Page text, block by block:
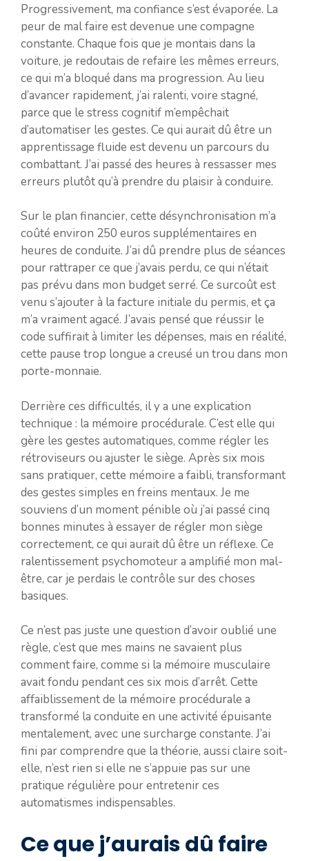
Progressivement, ma confiance s’est évaporée. La
peur de mal faire est devenue une compagne
constante. Chaque fois que je montais dans la
voiture, je redoutais de refaire les mêmes erreurs,
ce qui m’a bloqué dans ma progression. Au lieu
d’avancer rapidement, j’ai ralenti, voire stagné,
parce que le stress cognitif m’empêchait
d’automatiser les gestes. Ce qui aurait dû être un
apprentissage fluide est devenu un parcours du
combattant. J’ai passé des heures à ressasser mes
erreurs plutôt qu’à prendre du plaisir à conduire.
Sur le plan financier, cette désynchronisation m’a
coûté environ 250 euros supplémentaires en
heures de conduite. J’ai dû prendre plus de séances
pour rattraper ce que j’avais perdu, ce qui n’était
pas prévu dans mon budget serré. Ce surcoût est
venu s’ajouter à la facture initiale du permis, et ça
m’a vraiment agacé. J’avais pensé que réussir le
code suffirait à limiter les dépenses, mais en réalité,
cette pause trop longue a creusé un trou dans mon
porte-monnaie.
Derrière ces difficultés, il y a une explication
technique : la mémoire procédurale. C’est elle qui
gère les gestes automatiques, comme régler les
rétroviseurs ou ajuster le siège. Après six mois
sans pratiquer, cette mémoire a faibli, transformant
des gestes simples en freins mentaux. Je me
souviens d’un moment pénible où j’ai passé cinq
bonnes minutes à essayer de régler mon siège
correctement, ce qui aurait dû être un réflexe. Ce
ralentissement psychomoteur a amplifié mon mal-
être, car je perdais le contrôle sur des choses
basiques.
Ce n’est pas juste une question d’avoir oublié une
règle, c’est que mes mains ne savaient plus
comment faire, comme si la mémoire musculaire
avait fondu pendant ces six mois d’arrêt. Cette
affaiblissement de la mémoire procédurale a
transformé la conduite en une activité épuisante
mentalement, avec une surcharge constante. J’ai
fini par comprendre que la théorie, aussi claire soit-
elle, n’est rien si elle ne s’appuie pas sur une
pratique régulière pour entretenir ces
automatismes indispensables.
Ce que j’aurais dû faire